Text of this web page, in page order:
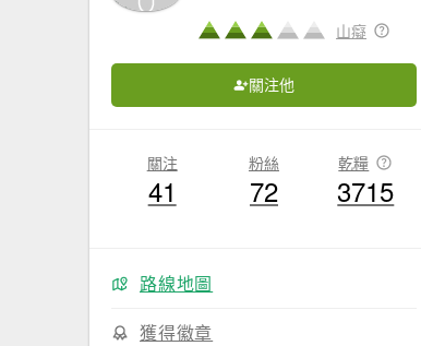
山癡
關注他
關注
41
粉絲
72
乾糧
3715
路線地圖
獲得徽章